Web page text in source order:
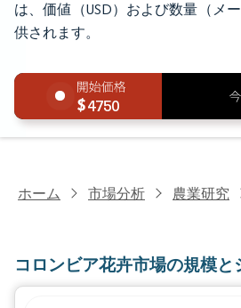
は、価値（USD）および数量（メ
供されます。
4750
ホーム 市場分析 農業研究
コロンビア花卉市場の規模と